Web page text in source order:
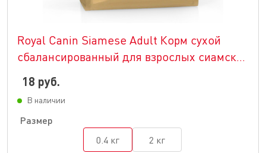
Royal Canin Siamese Adult Корм сухой
сбалансированный для взрослых сиамских
кошек от 12 месяцев
18 руб.
В наличии
Размер
0.4 кг 2 кг